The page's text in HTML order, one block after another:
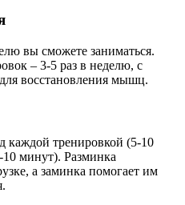
вы сможете заниматься.
– 3-5 раз в неделю, с
восстановления мышц.
каждой тренировкой (5-10
минут). Разминка
а заминка помогает им